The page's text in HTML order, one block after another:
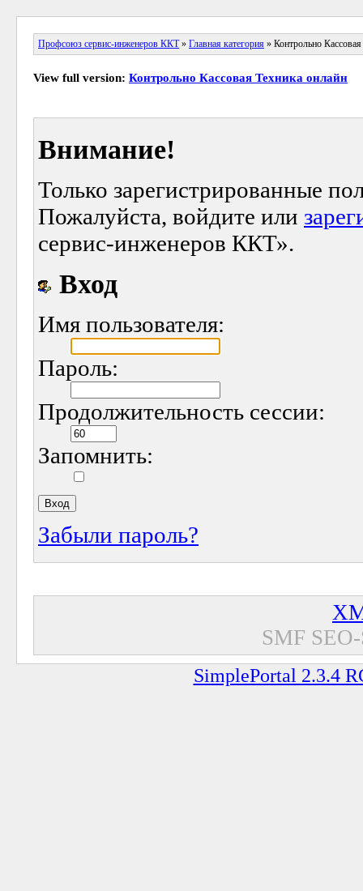
Профсоюз сервис-инженеров ККТ» Главная категория » Контрольно
View full version: Контрольно Кассовая Техника онлайн
Внимание!
Только зарегистрированные
Пожалуйста, войдите или
сервис-инженеров ККТ».
Вход
Имя пользователя:
Пароль:
Продолжительность сессии:
Запомнить:
Забыли пароль?
SMF
SimplePortal 2.3.4